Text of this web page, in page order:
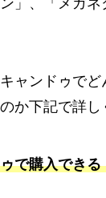
」、「メガ
ャンドゥで
か下記で詳し
で購入できる